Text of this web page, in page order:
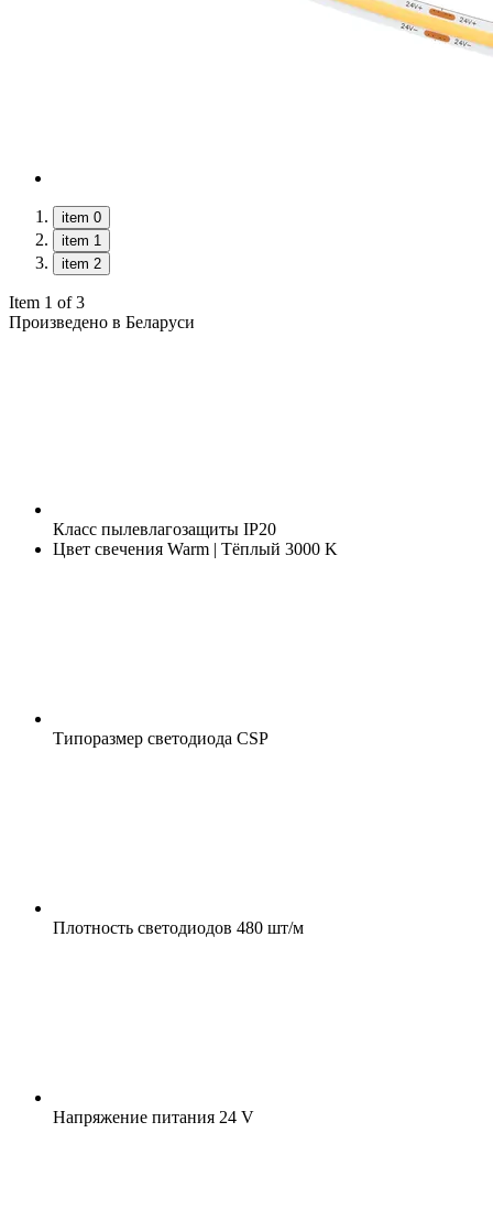
item 0
item 1
item 2
Item 1 of 3
Произведено в Беларуси
Класс пылевлагозащиты IP20
Цвет свечения Warm | Тёплый 3000 K
Типоразмер светодиода CSP
Плотность светодиодов 480 шт/м
Напряжение питания 24 V